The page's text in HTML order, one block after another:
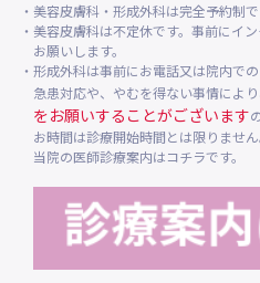
・美容皮膚科・形成外科は完全予約制で
・美容皮膚科は不定休です。事前にイ
お願いします。
・形成外科は事前にお電話又は院内で
急患対応や、やむを得ない事情により
をお願いすることがございます
お時間は診療開始時間とは限りません
当院の医師診療案内はコチラです。